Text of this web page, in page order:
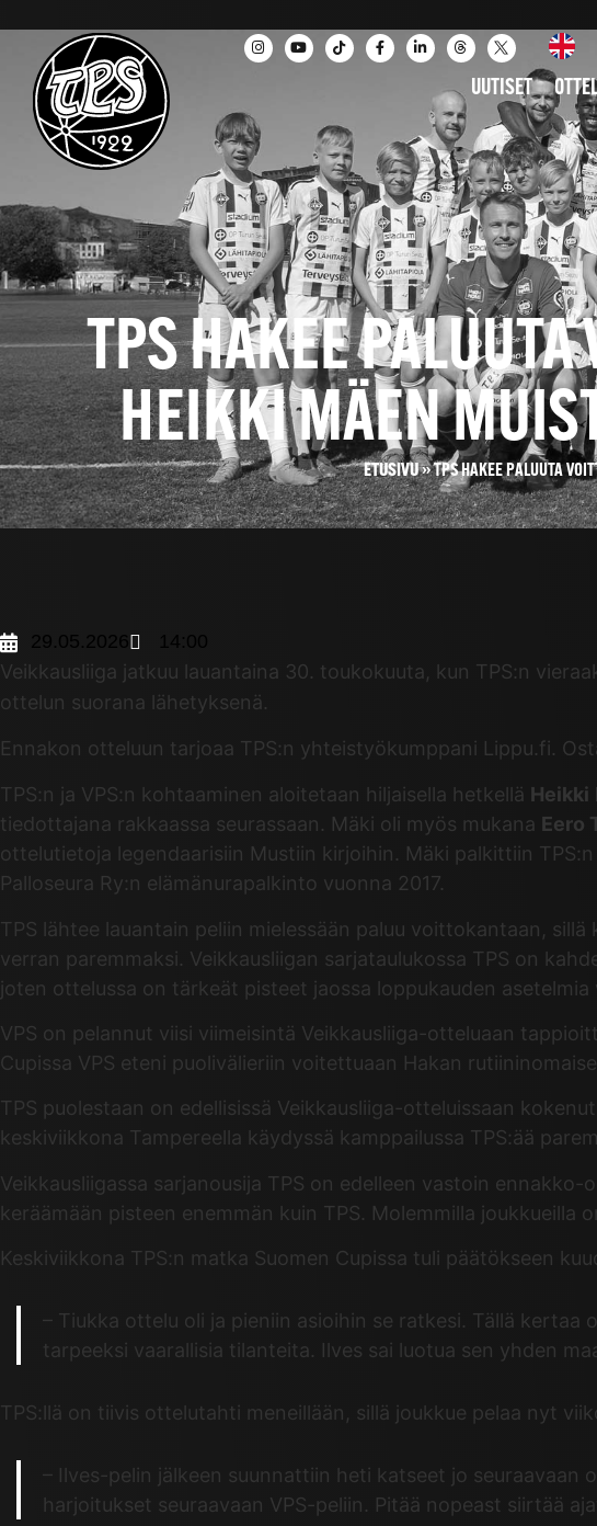
UUTISET
TPS HAKEE
HEIKKI MÄEN
ETUSIVU»TPS HAKEE PALUUTA
29.05.2026
Veikkausliiga jatkuu lauantaina 30. toukokuuta, kun TPS:n
ottelun suorana lähetyksenä.
Ennakon otteluun tarjoaa TPS:n yhteistyökumppani Lippu.fi.
TPS:n ja VPS:n kohtaaminen aloitetaan hiljaisella hetkellä Heikki
tiedottajana rakkaassa seurassaan. Mäki oli myös mukana Eero
ottelutietoja legendaarisiin Mustiin kirjoihin. Mäki palkittiin
Palloseura Ry:n elämänurapalkinto vuonna 2017.
TPS lähtee lauantain peliin mielessään paluu voittokantaan,
verran paremmaksi. Veikkausliigan sarjataulukossa TPS on
joten ottelussa on tärkeät pisteet jaossa loppukauden asetelmia
VPS on pelannut viisi viimeisintä Veikkausliiga-otteluaan
Cupissa VPS eteni puolivälieriin voitettuaan Hakan
TPS puolestaan on edellisissä Veikkausliiga-otteluissaan
keskiviikkona Tampereella käydyssä kamppailussa TPS:ää
Veikkausliigassa sarjanousija TPS on edelleen vastoin
keräämään pisteen enemmän kuin TPS. Molemmilla joukkueilla
Keskiviikkona TPS:n matka Suomen Cupissa tuli päätökseen
– Tiukka ottelu oli ja pieniin asioihin se ratkesi. Tällä
tarpeeksi vaarallisia tilanteita. Ilves sai luotua sen yhden
TPS:llä on tiivis ottelutahti meneillään, sillä joukkue pelaa nyt
– Ilves-pelin jälkeen suunnattiin heti katseet jo
harjoitukset seuraavaan VPS-peliin. Pitää nopeast siirtää